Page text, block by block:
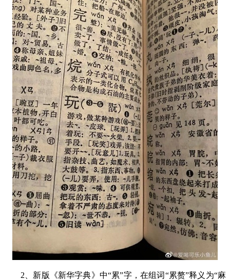
2 、新版《新华字典》中“累”字，在组词“累赘”释义为“麻